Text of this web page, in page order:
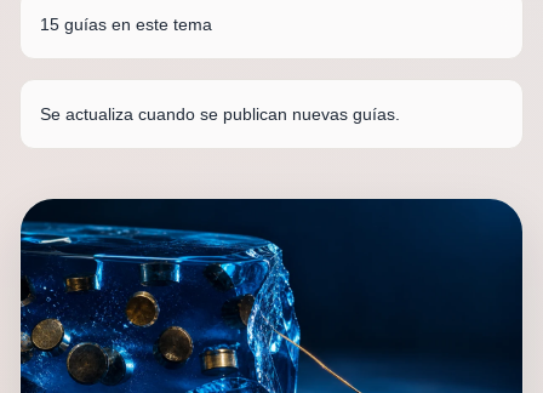
15 guías en este tema
Se actualiza cuando se publican nuevas guías.